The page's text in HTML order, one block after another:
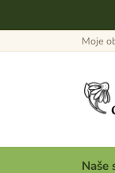
Moje
Naše